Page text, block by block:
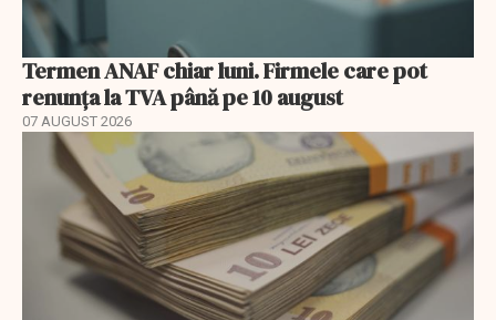
Termen ANAF chiar luni. Firmele care pot
renunța la TVA până pe 10 august
07 AUGUST 2026